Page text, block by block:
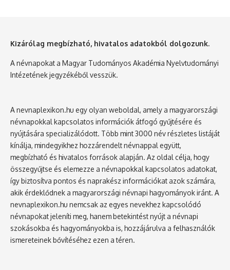
Kizárólag megbízható, hivatalos adatokból dolgozunk.
A névnapokat a Magyar Tudományos Akadémia Nyelvtudományi
Intézetének jegyzékéből vesszük.
A nevnaplexikon.hu egy olyan weboldal, amely a magyarországi
névnapokkal kapcsolatos információk átfogó gyűjtésére és
nyújtására specializálódott. Több mint 3000 név részletes listáját
kínálja, mindegyikhez hozzárendelt névnappal együtt,
megbízható és hivatalos források alapján. Az oldal célja, hogy
összegyűjtse és elemezze a névnapokkal kapcsolatos adatokat,
így biztosítva pontos és naprakész információkat azok számára,
akik érdeklődnek a magyarországi névnapi hagyományok iránt. A
nevnaplexikon.hu nemcsak az egyes nevekhez kapcsolódó
névnapokat jeleníti meg, hanem betekintést nyújt a névnapi
szokásokba és hagyományokba is, hozzájárulva a felhasználók
ismereteinek bővítéséhez ezen a téren.